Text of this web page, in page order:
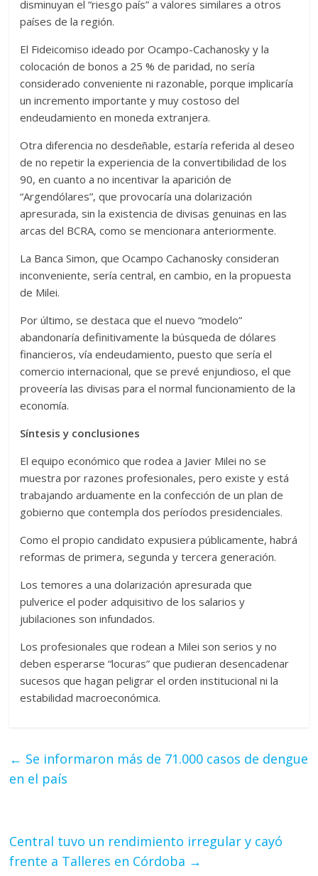
disminuyan el “riesgo país” a valores similares a otros
países de la región.
El Fideicomiso ideado por Ocampo-Cachanosky y la
colocación de bonos a 25 % de paridad, no sería
considerado conveniente ni razonable, porque implicaría
un incremento importante y muy costoso del
endeudamiento en moneda extranjera.
Otra diferencia no desdeñable, estaría referida al deseo
de no repetir la experiencia de la convertibilidad de los
90, en cuanto a no incentivar la aparición de
“Argendólares”, que provocaría una dolarización
apresurada, sin la existencia de divisas genuinas en las
arcas del BCRA, como se mencionara anteriormente.
La Banca Simon, que Ocampo Cachanosky consideran
inconveniente, sería central, en cambio, en la propuesta
de Milei.
Por último, se destaca que el nuevo “modelo”
abandonaría definitivamente la búsqueda de dólares
financieros, vía endeudamiento, puesto que sería el
comercio internacional, que se prevé enjundioso, el que
proveería las divisas para el normal funcionamiento de la
economía.
Síntesis y conclusiones
El equipo económico que rodea a Javier Milei no se
muestra por razones profesionales, pero existe y está
trabajando arduamente en la confección de un plan de
gobierno que contempla dos períodos presidenciales.
Como el propio candidato expusiera públicamente, habrá
reformas de primera, segunda y tercera generación.
Los temores a una dolarización apresurada que
pulverice el poder adquisitivo de los salarios y
jubilaciones son infundados.
Los profesionales que rodean a Milei son serios y no
deben esperarse “locuras” que pudieran desencadenar
sucesos que hagan peligrar el orden institucional ni la
estabilidad macroeconómica.
← Se informaron más de 71.000 casos de dengue
en el país
Central tuvo un rendimiento irregular y cayó
frente a Talleres en Córdoba →